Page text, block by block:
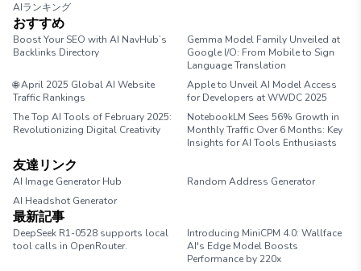
AIランキング
おすすめ
Boost Your SEO with AI NavHub’s
Backlinks Directory
Gemma Model Family Unveiled at
Google I/O: From Mobile to Sign
Language Translation
🌐 April 2025 Global AI Website
Traffic Rankings
Apple to Unveil AI Model Access
for Developers at WWDC 2025
The Top AI Tools of February 2025:
Revolutionizing Digital Creativity
NotebookLM Sees 56% Growth in
Monthly Traffic Over 6 Months: Key
Insights for AI Tools Enthusiasts
友達リンク
AI Image Generator Hub
Random Address Generator
AI Headshot Generator
最新記事
DeepSeek R1-0528 supports local
tool calls in OpenRouter.
Introducing MiniCPM 4.0: Wallface
AI's Edge Model Boosts
Performance by 220x